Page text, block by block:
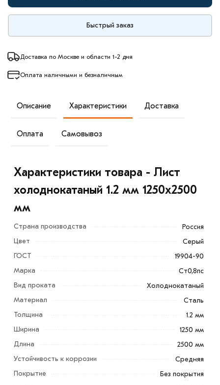
Быстрый заказ
Доставка по Москве и области 1-2 дня
Оплата наличными и безналичным
Описание Характеристики Доставка
Оплата Самовывоз
Лист холоднокатаный 1.2 мм 1250х2500 мм - это
низкоуглеродистая сталь, производимая методом
«холодной прокатки» и обрабатываемая при
температуре, близкой к нормальной. Холоднокатаная
обрабатываемостью.
Прокат используется в различных промышленных
Характеристики товара - Лист
холоднокатаный 1.2 мм 1250х2500
мм
Страна производства
Россия
Цвет
Серый
ГОСТ
19904-90
Марка
Ст0,8пс
Вид проката
Холоднокатаный
Материал
Сталь
Толщина
1.2 мм
Ширина
1250 мм
Длина
2500 мм
Устойчивость к коррозии
Средняя
Покрытие
Без покрытия